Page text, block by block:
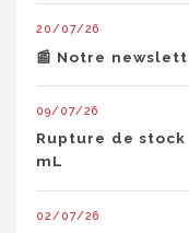
20/07/26
📰 Notre
09/07/26
Rupture de stock
mL
02/07/26